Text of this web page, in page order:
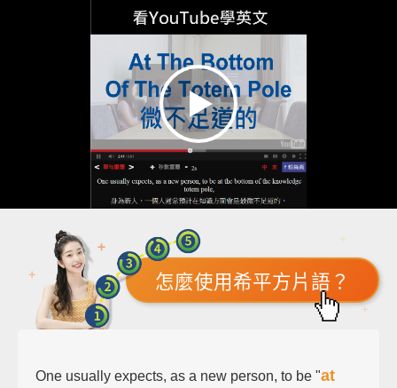
怎麼使用希平方片語？
One usually expects, as a new person, to be "at